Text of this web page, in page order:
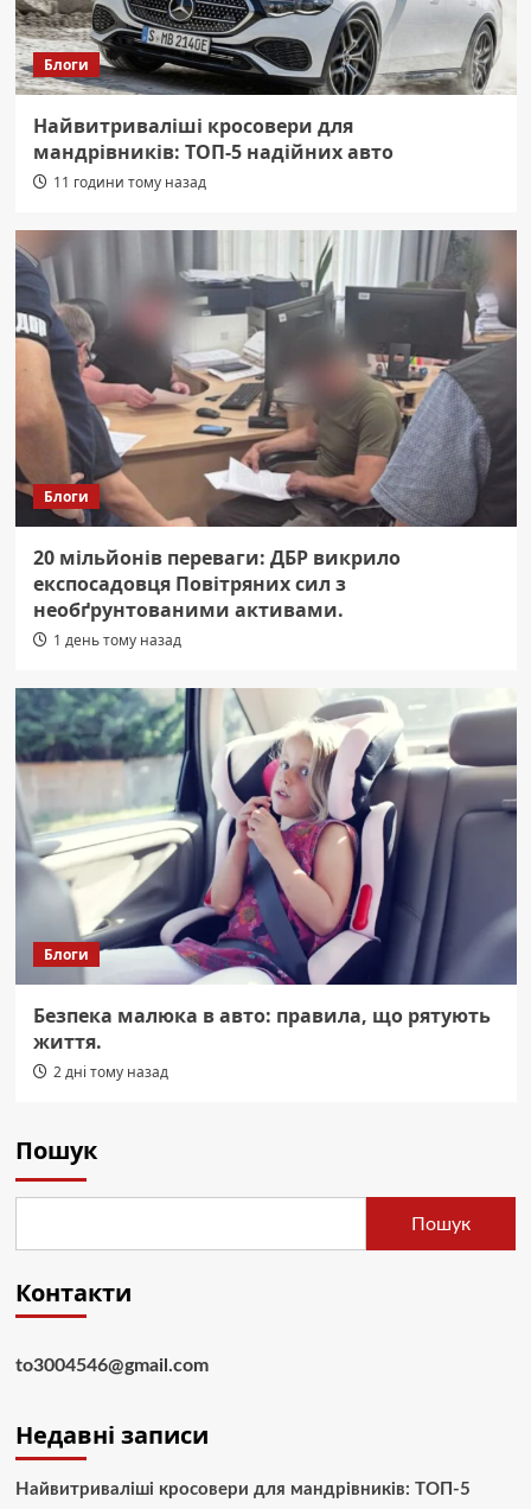
Блоги
Найвитриваліші кросовери для
мандрівників: ТОП-5 надійних авто
11 години тому назад
Блоги
20 мільйонів переваги: ДБР викрило
експосадовця Повітряних сил з
необґрунтованими активами.
1 день тому назад
Блоги
Безпека малюка в авто: правила, що рятують
життя.
2 дні тому назад
Пошук
Пошук
Контакти
to3004546@gmail.com
Недавні записи
Найвитриваліші кросовери для мандрівників: ТОП-5